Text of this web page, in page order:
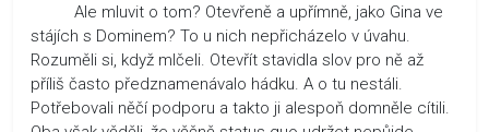
Ale mluvit o tom? Otevřeně a upřímně, jako Gina ve
stájích s Dominem? To u nich nepřicházelo v úvahu.
Rozuměli si, když mlčeli. Otevřít stavidla slov pro ně až
příliš často předznamenávalo hádku. A o tu nestáli.
Potřebovali něčí podporu a takto ji alespoň domněle cítili.